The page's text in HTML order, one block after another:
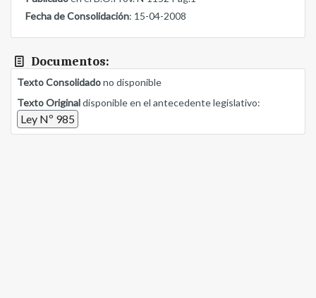
Fecha de Consolidación: 15-04-2008
Documentos:
Texto Consolidadono disponible
Texto Originaldisponible en el antecedente legislativo:
Ley Nº 985